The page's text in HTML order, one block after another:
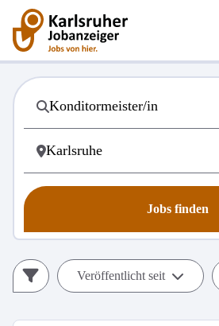
Jobs finden
Veröffentlicht seit